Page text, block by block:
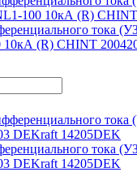
тока
10кА (R) CHINT
тока
DEKraft 14205DEK